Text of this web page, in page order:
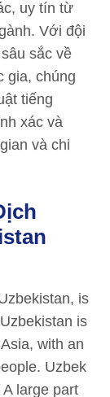
uy tín từ
Với đội
sắc về
gia, chúng
tiếng
xác và
và chi
is
is
with an
Uzbek
large part